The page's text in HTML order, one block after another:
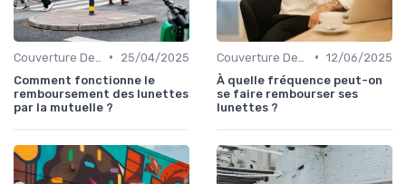
•
25/04/2025
Comment fonctionne le
remboursement des lunettes
par la mutuelle ?
• 12/06/2025
À quelle fréquence peut-on
se faire rembourser ses
lunettes ?